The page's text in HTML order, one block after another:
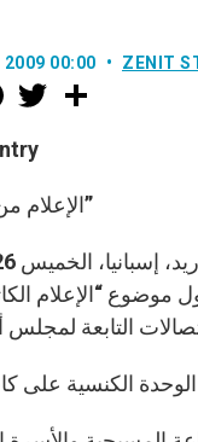
2009 00:00 ZENIT
F
a
e
b
o
k
w
r “الإعلام من أجل الوحدة”
موضوع “الإعلام
الكنسية على